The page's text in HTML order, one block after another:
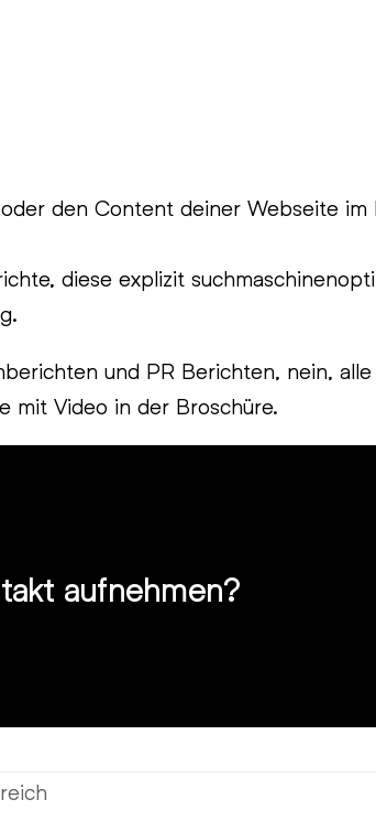
den Content deiner Webseite
diese explizit
und PR Berichten, nein,
mit Video in der Broschüre.
aufnehmen?